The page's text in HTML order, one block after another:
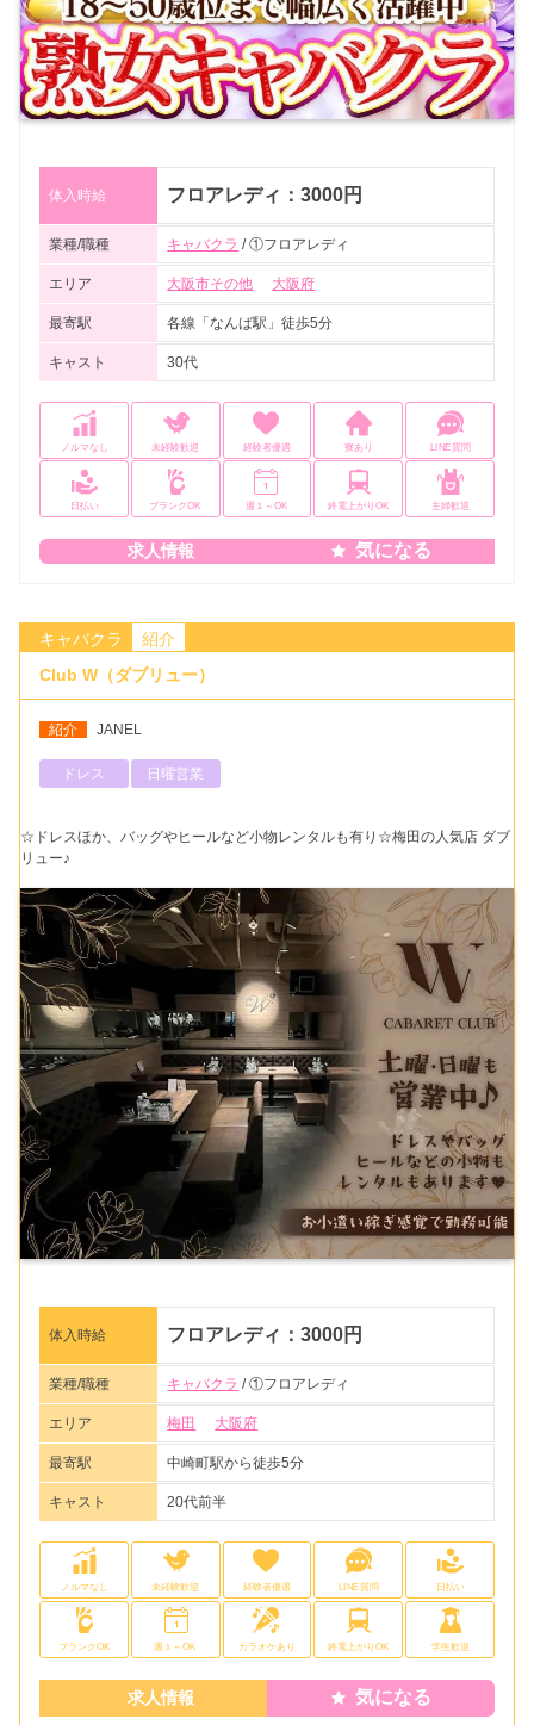
体入時給 フロアレディ：3000円
業種/職種 キャバクラ / ①フロアレディ
エリア 大阪市その他 大阪府
最寄駅 各線「なんば駅」徒歩5分
キャスト 30代
ノルマなし 未経験歓迎 経験者優遇 寮あり LINE質問
日払い ブランクOK 週１～OK 終電上がりOK 主婦歓迎
求人情報 気になる
キャバクラ
紹介
Club W（ダブリュー）
紹介 JANEL
ドレス 日曜営業
☆ドレスほか、バッグやヒールなど小物レンタルも有り☆梅田の人気店 ダブ
リュー♪
体入時給 フロアレディ：3000円
業種/職種 キャバクラ / ①フロアレディ
エリア 梅田 大阪府
最寄駅 中崎町駅から徒歩5分
キャスト 20代前半
ノルマなし 未経験歓迎 経験者優遇 LINE質問 日払い
ブランクOK 週１～OK カラオケあり 終電上がりOK 学生歓迎
求人情報 気になる